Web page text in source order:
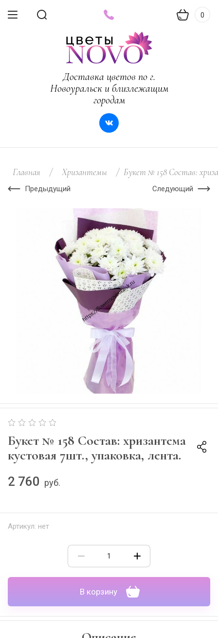
0
Доставка цветов по г.
Новоуральск и близлежащим
городам
Главная / Хризантемы / Букет № 158 Состав:
Предыдущий Следующий
Букет № 158 Состав: хризантема
кустовая 7шт., упаковка, лента.
2 760 руб.
Артикул: нет
В корзину